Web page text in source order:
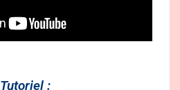
Tutoriel :